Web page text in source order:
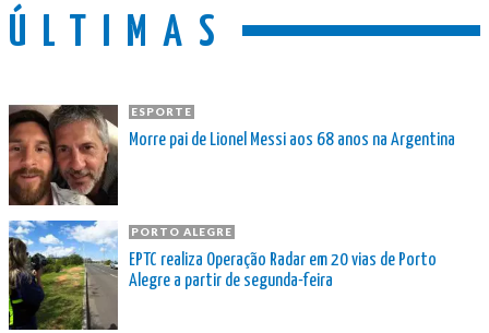
ÚLTIMAS
ESPORTE
Morre pai de Lionel Messi aos 68 anos na Argentina
PORTO ALEGRE
EPTC realiza Operação Radar em 20 vias de Porto
Alegre a partir de segunda-feira